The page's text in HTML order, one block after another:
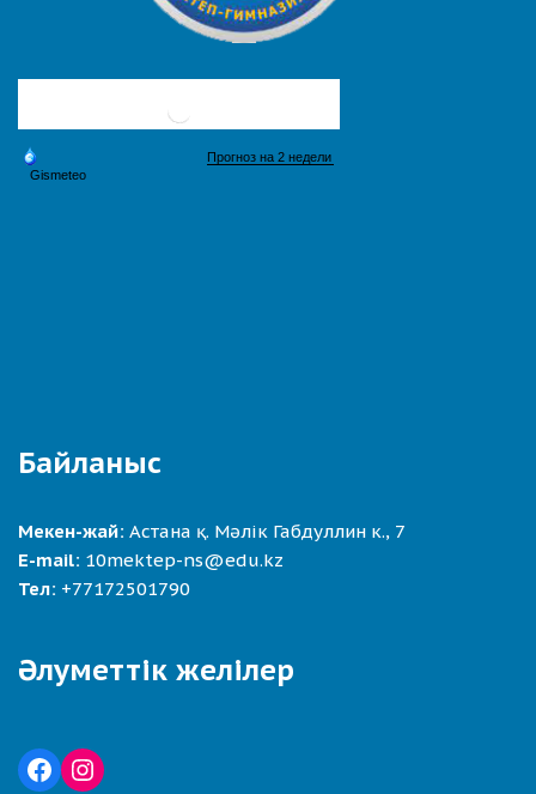
Байланыс
Мекен-жай: Астана қ. Мәлік Габдуллин к., 7
E-mail: 10mektep-ns@edu.kz
Тел: +77172501790
Әлуметтік желілер